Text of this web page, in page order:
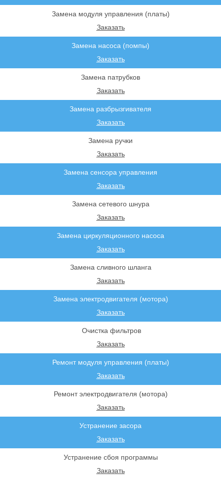
Замена насоса (помпы)
Замена разбрызгивателя
Замена сенсора управления
Замена патрубков
Замена модуля управления (платы)
Замена ручки
Замена сетевого шнура
Замена циркуляционного насоса
Замена электродвигателя (мотора)
Ремонт модуля управления (платы)
Устранение засора
Очистка фильтров
Замена сливного шланга
Ремонт электродвигателя (мотора)
Устранение сбоя программы
Заказать
Заказать
Заказать
Заказать
Заказать
Заказать
Заказать
Заказать
Заказать
Заказать
Заказать
Заказать
Заказать
Заказать
Заказать